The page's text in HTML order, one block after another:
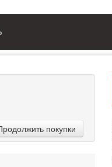
покупки